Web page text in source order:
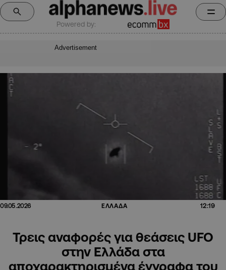
Powered by:
Advertisement
09.05.2026 ΕΛΛΑΔΑ 12:19
Τρεις αναφορές για θεάσεις UFO
στην Ελλάδα στα
αποχαρακτηρισμένα έγγραφα του